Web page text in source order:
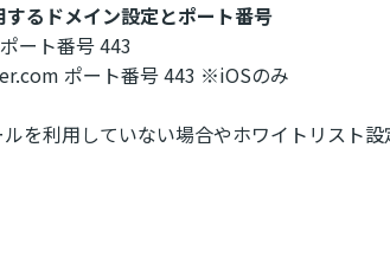
るドメイン設定とポート番号
ート番号 443
ポート番号 443 ※iOSのみ
を利用していない場合やホワイトリスト